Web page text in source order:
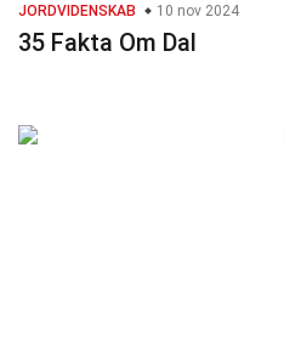
JORDVIDENSKAB 10 nov 2024
35 Fakta Om Dal